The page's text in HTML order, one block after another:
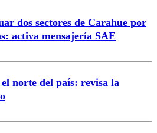
dos sectores de Carahue por
activa mensajería SAE
norte del país: revisa la